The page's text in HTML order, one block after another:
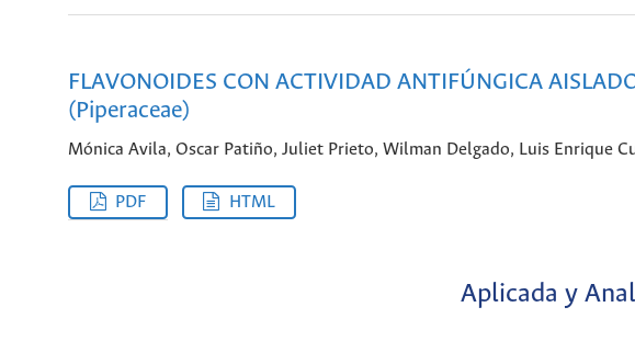
FLAVONOIDES CON ACTIVIDAD ANTIFÚNGICA
(Piperaceae)
Mónica Avila, Oscar Patiño, Juliet Prieto, Wilman Delgado, Luis Enrique
PDF HTML
Aplicada y